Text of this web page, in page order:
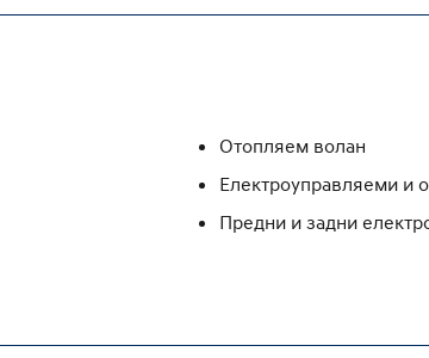
Отопляем волан
Електроуправляеми и
Предни и задни